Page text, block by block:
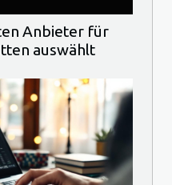
Anbieter für
auswählt